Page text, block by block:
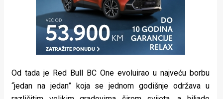
Od tada je Red Bull BC One evoluirao u najveću borbu
“jedan na jedan” koja se jednom godišnje održava u